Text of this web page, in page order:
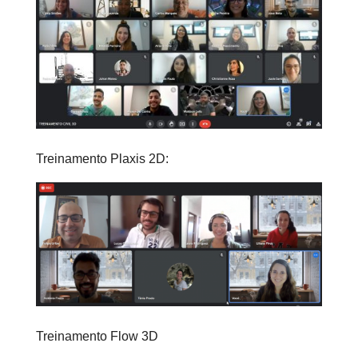
Treinamento Plaxis 2D:
Treinamento Flow 3D